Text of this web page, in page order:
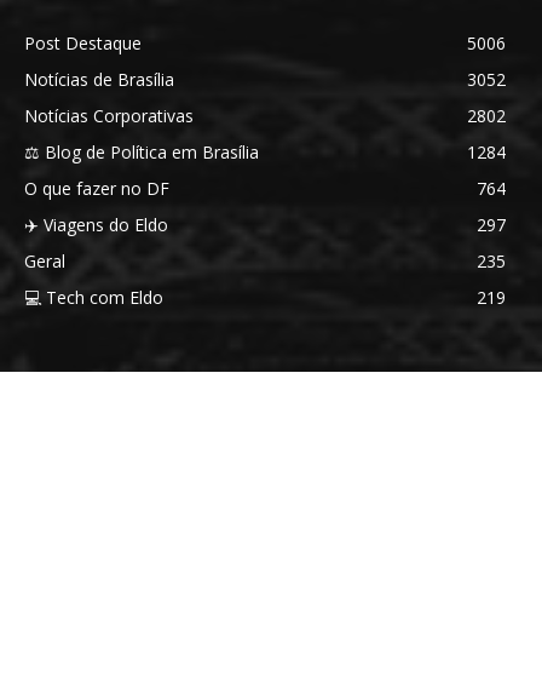
Post Destaque
5006
Notícias de Brasília
3052
Notícias Corporativas
2802
⚖️ Blog de Política em Brasília
1284
O que fazer no DF
764
✈️ Viagens do Eldo
297
Geral
235
💻 Tech com Eldo
219